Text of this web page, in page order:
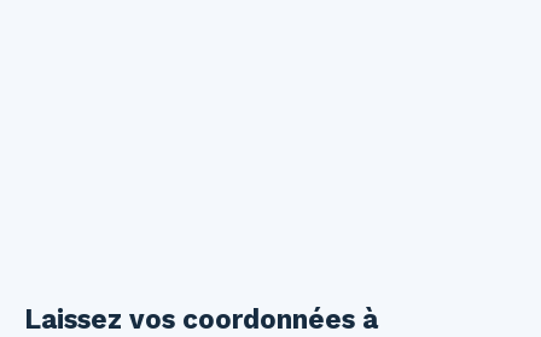
Laissez vos coordonnées à